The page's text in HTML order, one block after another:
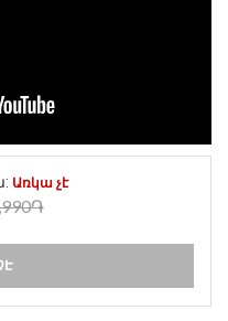
Առկա չէ